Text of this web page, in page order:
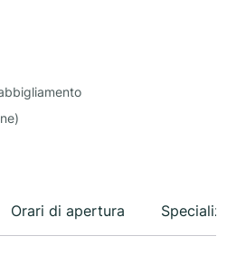
Orari di apertura